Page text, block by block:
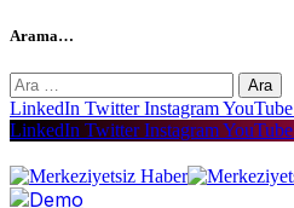
Arama…
Arama:
LinkedIn Twitter InstagramYouTube
LinkedIn Twitter InstagramYouTube